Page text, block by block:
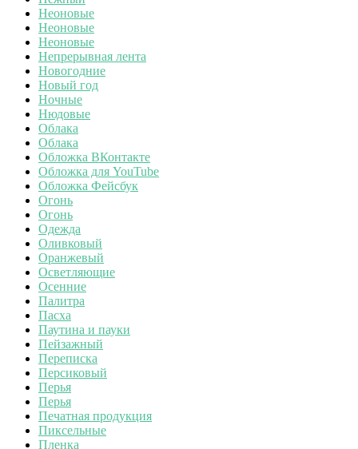
Неоновые
Неоновые
Неоновые
Непрерывная лента
Новогодние
Новый год
Ночные
Нюдовые
Облака
Облака
Обложка ВКонтакте
Обложка для YouTube
Обложка Фейсбук
Огонь
Огонь
Одежда
Оливковый
Оранжевый
Осветляющие
Осенние
Палитра
Пасха
Паутина и пауки
Пейзажный
Переписка
Персиковый
Перья
Перья
Печатная продукция
Пиксельные
Пленка